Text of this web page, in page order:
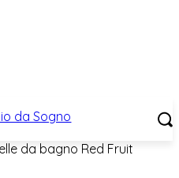
da bagno Red Fruit